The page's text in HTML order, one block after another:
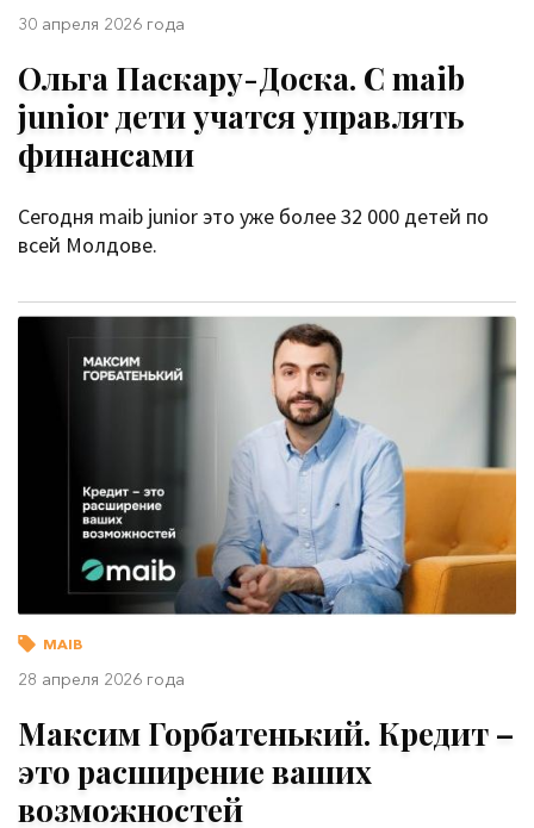
30 апреля 2026 года
Ольга Паскару-Доска. С maib
junior дети учатся управлять
финансами
Сегодня maib junior это уже более 32 000 детей по
всей Молдове.
MAIB
28 апреля 2026 года
Максим Горбатенький. Кредит –
это расширение ваших
возможностей